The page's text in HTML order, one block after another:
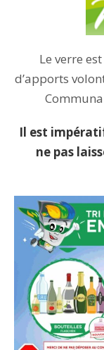
Le verre
d’apports
Il est
ne pas